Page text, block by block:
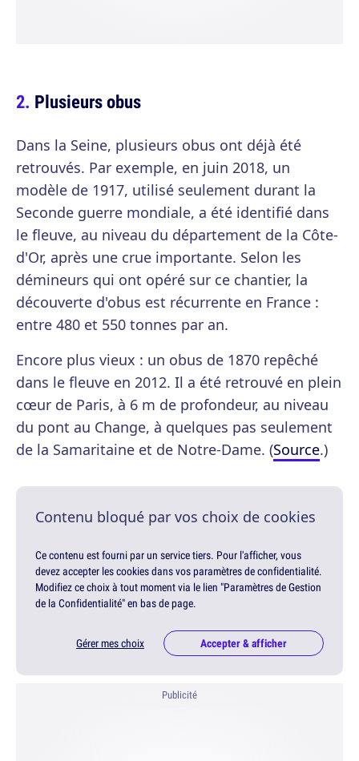
Plusieurs obus
Dans la Seine, plusieurs obus ont déjà été
retrouvés. Par exemple, en juin 2018, un
modèle de 1917, utilisé seulement durant la
Seconde guerre mondiale, a été identifié dans
le fleuve, au niveau du département de la Côte-
d'Or, après une crue importante. Selon les
démineurs qui ont opéré sur ce chantier, la
découverte d'obus est récurrente en France :
entre 480 et 550 tonnes par an.
Encore plus vieux : un obus de 1870 repêché
dans le fleuve en 2012. Il a été retrouvé en plein
cœur de Paris, à 6 m de profondeur, au niveau
du pont au Change, à quelques pas seulement
de la Samaritaine et de Notre-Dame. (Source.)
Contenu bloqué par vos choix de cookies
Ce contenu est fourni par un service tiers. Pour l'afficher, vous
devez accepter les cookies dans vos paramètres de confidentialité.
Modifiez ce choix à tout moment via le lien "Paramètres de Gestion
de la Confidentialité" en bas de page.
Gérer mes choix Accepter & afficher
Publicité